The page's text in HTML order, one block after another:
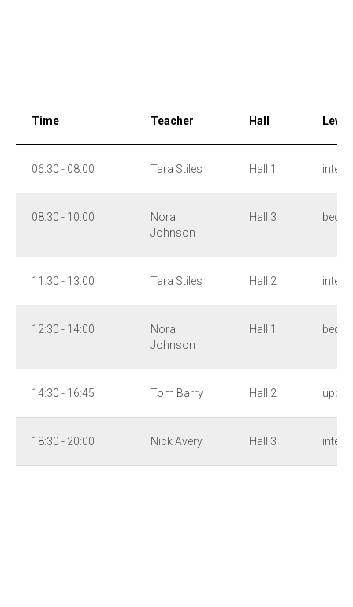
Time Teacher Hall Level
06:30 - 08:00 Tara Stiles Hall 1
08:30 - 10:00
Nora
Johnson
Hall 3
11:30 - 13:00 Tara Stiles Hall 2
12:30 - 14:00
Nora
Johnson
Hall 1
14:30 - 16:45 Tom Barry Hall 2 upper
18:30 - 20:00 Nick Avery Hall 3